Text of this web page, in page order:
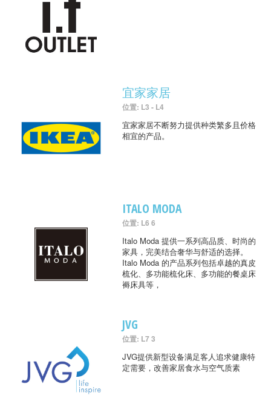
宜家家居
位置: L3 - L4
宜家家居不断努力提供种类繁多且价格
相宜的产品。
ITALO MODA
位置: L6 6
Italo Moda 提供一系列高品质、时尚的
家具，完美结合奢华与舒适的选择。
Italo Moda 的产品系列包括卓越的真皮
梳化、多功能梳化床、多功能的餐桌床
褥床具等，
JVG
位置: L7 3
JVG提供新型设备满足客人追求健康特
定需要，改善家居食水与空气质素